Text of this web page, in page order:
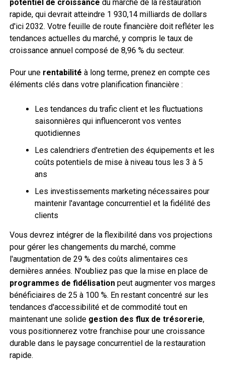
potentiel de croissance du marché de la restauration
rapide, qui devrait atteindre 1 930,14 milliards de dollars
d'ici 2032. Votre feuille de route financière doit refléter les
tendances actuelles du marché, y compris le taux de
croissance annuel composé de 8,96 % du secteur.
Pour une rentabilité à long terme, prenez en compte ces
éléments clés dans votre planification financière :
Les tendances du trafic client et les fluctuations
saisonnières qui influenceront vos ventes
quotidiennes
Les calendriers d'entretien des équipements et les
coûts potentiels de mise à niveau tous les 3 à 5
ans
Les investissements marketing nécessaires pour
maintenir l'avantage concurrentiel et la fidélité des
clients
Vous devrez intégrer de la flexibilité dans vos projections
pour gérer les changements du marché, comme
l'augmentation de 29 % des coûts alimentaires ces
dernières années. N'oubliez pas que la mise en place de
programmes de fidélisationpeut augmenter vos marges
bénéficiaires de 25 à 100 %. En restant concentré sur les
tendances d'accessibilité et de commodité tout en
maintenant une solide gestion des flux de trésorerie,
vous positionnerez votre franchise pour une croissance
durable dans le paysage concurrentiel de la restauration
rapide.